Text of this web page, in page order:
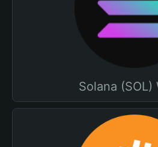
Solana (SOL)